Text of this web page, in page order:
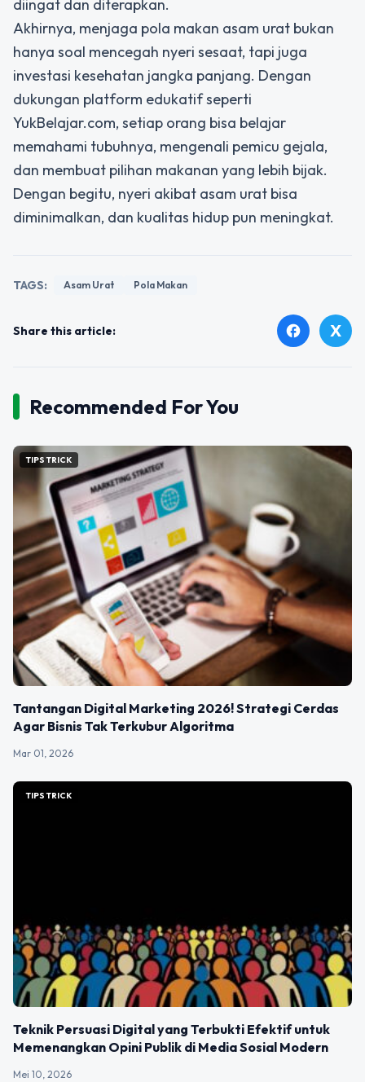
diingat dan diterapkan.
Akhirnya, menjaga pola makan asam urat bukan
hanya soal mencegah nyeri sesaat, tapi juga
investasi kesehatan jangka panjang. Dengan
dukungan platform edukatif seperti
YukBelajar.com, setiap orang bisa belajar
memahami tubuhnya, mengenali pemicu gejala,
dan membuat pilihan makanan yang lebih bijak.
Dengan begitu, nyeri akibat asam urat bisa
diminimalkan, dan kualitas hidup pun meningkat.
TAGS: Asam Urat Pola Makan
Share this article: facebook X
Recommended For You
TIPS TRICK
Tantangan Digital Marketing 2026! Strategi Cerdas
Agar Bisnis Tak Terkubur Algoritma
Mar 01, 2026
TIPS TRICK
Teknik Persuasi Digital yang Terbukti Efektif untuk
Memenangkan Opini Publik di Media Sosial Modern
Mei 10, 2026